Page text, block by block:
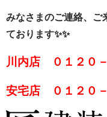
みなさまのご連絡、ご
ております✨✨
川内店 ０１２０
安宅店 ０１２０